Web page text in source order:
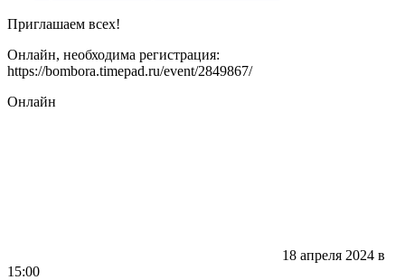
Приглашаем всех!
Онлайн, необходима регистрация:
https://bombora.timepad.ru/event/2849867/
Онлайн
18 апреля 2024 в
15:00